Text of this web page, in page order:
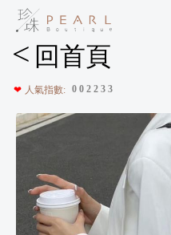
< 回首頁
❤ 人氣指數: 0 0 2 2 3 3